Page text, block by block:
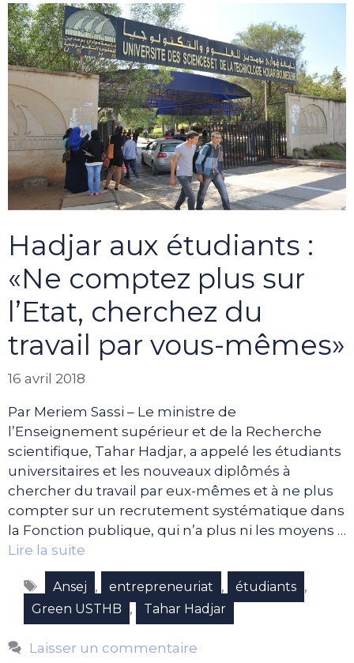
Hadjar aux étudiants :
«Ne comptez plus sur
l’Etat, cherchez du
travail par vous-mêmes»
16 avril 2018
Par Meriem Sassi – Le ministre de
l’Enseignement supérieur et de la Recherche
scientifique, Tahar Hadjar, a appelé les étudiants
universitaires et les nouveaux diplômés à
chercher du travail par eux-mêmes et à ne plus
compter sur un recrutement systématique dans
la Fonction publique, qui n’a plus ni les moyens …
Lire la suite
Étiquettes
Ansej , entrepreneuriat , étudiants ,
Green USTHB , Tahar Hadjar
Laisser un commentaire